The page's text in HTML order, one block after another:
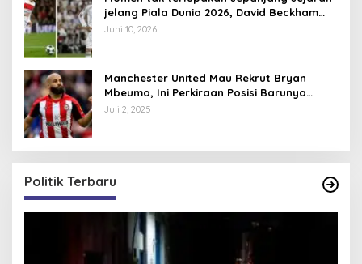
jelang Piala Dunia 2026, David Beckham
pernah dapat kartu merah
Juni 10, 2026
Manchester United Mau Rekrut Bryan
Mbeumo, Ini Perkiraan Posisi Barunya
dalam Skema Ruben Amorim
Juli 2, 2025
Politik Terbaru